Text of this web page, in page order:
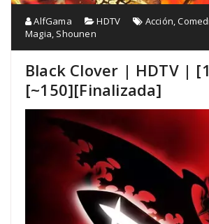
AlfGama HDTV Acción ,
Magia Shounen
Black Clover | HDTV |
[~150][Finalizada]